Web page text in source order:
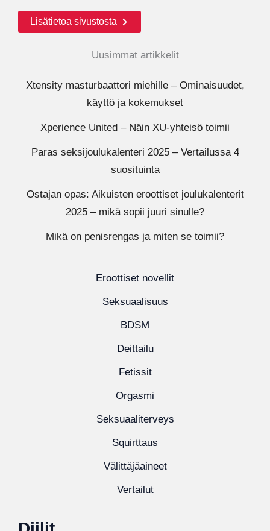
Lisätietoa sivustosta
Uusimmat artikkelit
Xtensity masturbaattori miehille – Ominaisuudet,
käyttö ja kokemukset
Xperience United – Näin XU-yhteisö toimii
Paras seksijoulukalenteri 2025 – Vertailussa 4
suosituinta
Ostajan opas: Aikuisten eroottiset joulukalenterit
2025 – mikä sopii juuri sinulle?
Mikä on penisrengas ja miten se toimii?
Eroottiset novellit
Seksuaalisuus
BDSM
Deittailu
Fetissit
Orgasmi
Seksuaaliterveys
Squirttaus
Välittäjäaineet
Vertailut